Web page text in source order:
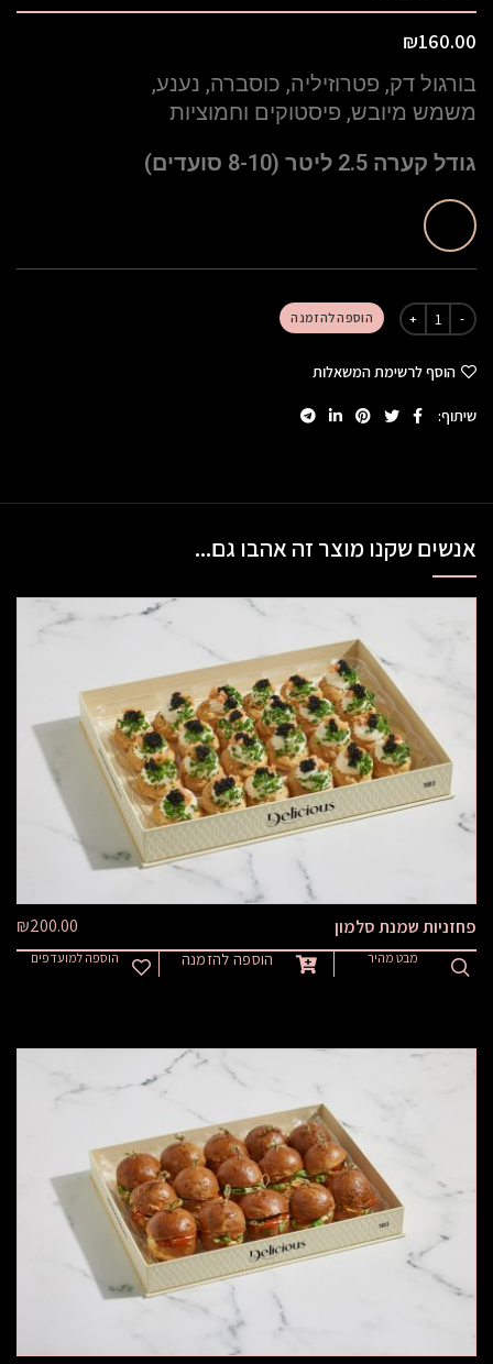
₪160.00
בורגול דק, פטרוזיליה, כוסברה, נענע,
משמש מיובש, פיסטוקים וחמוציות
גודל קערה 2.5 ליטר (8-10 סועדים)
הוספה להזמנה
הוסף לרשימת המשאלות
שיתוף
אנשים שקנו מוצר זה אהבו גם...
פחזניות שמנת סלמון ₪200.00
הוספה למועדפים הוספה להזמנה מבט מהיר